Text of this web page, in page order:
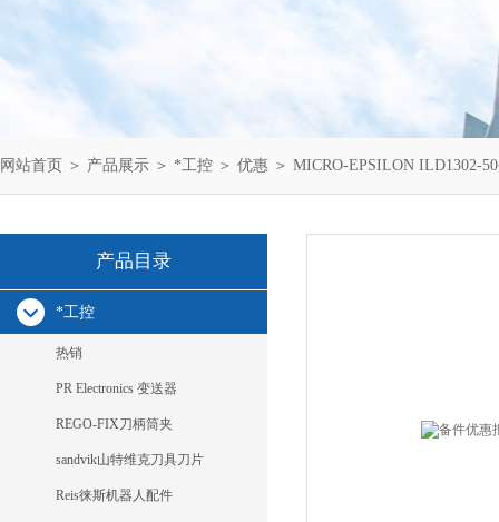
网站首页 ＞ 产品展示 ＞ *工控 ＞ 优惠 ＞ MICRO-EPSILON ILD1302-
产品目录
*工控
热销
PR Electronics 变送器
REGO-FIX刀柄筒夹
sandvik山特维克刀具刀片
Reis徕斯机器人配件